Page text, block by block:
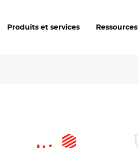
Produits et services Ressources